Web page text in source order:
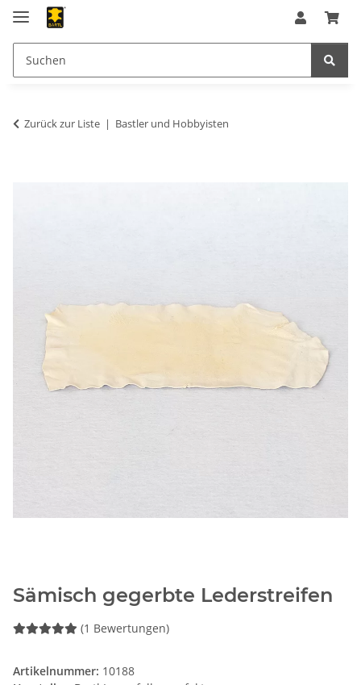
Zurück zur Liste Bastler und Hobbyisten
Sämisch gegerbte Lederstreifen
(1 Bewertungen)
Artikelnummer: 10188